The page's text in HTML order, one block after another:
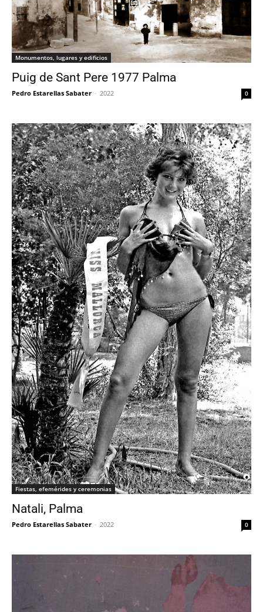
Monumentos, lugares y edificios
Puig de Sant Pere 1977 Palma
Pedro Estarellas Sabater - 2022 0
Fiestas, efemérides y ceremonias
Natali, Palma
Pedro Estarellas Sabater - 2022 0